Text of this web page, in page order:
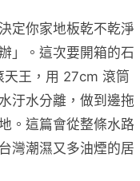
定你家地板乾不乾淨
」。這次要開箱的石
王，用 27cm 滾筒
汙水分離，做到邊拖
。這篇會從整條水路
灣潮濕又多油煙的居